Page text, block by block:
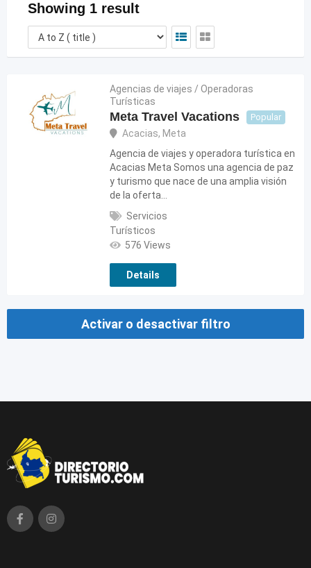
Showing 1 result
Agencias de viajes / Operadoras
Turísticas
Meta Travel Vacations Popular
Acacias, Meta
Agencia de viajes y operadora turística en
Acacias Meta Somos una agencia de paz
y turismo que nace de una amplia visión
de la oferta…
Servicios
Turísticos
576 Views
Details
Activar o desactivar filtro